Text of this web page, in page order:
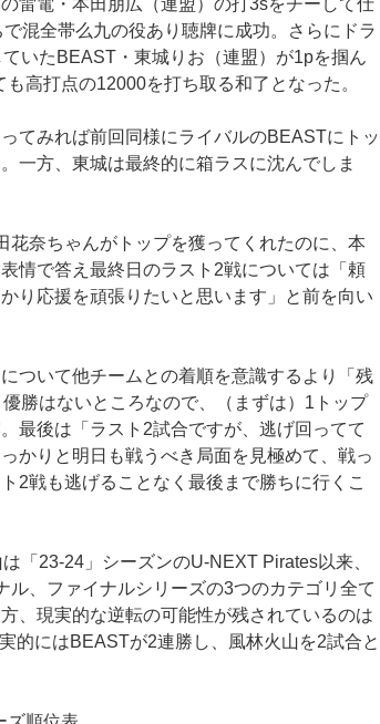
混全帯么九の役あり聴牌に成功。さらにドラ
いたBEAST・東城りお（連盟）が1pを掴ん
高打点の12000を打ち取る和了となった。
てみれば前回同様にライバルのBEASTにトッ
一方、東城は最終的に箱ラスに沈んでしま
奈ちゃんがトップを獲ってくれたのに、本
情で答え最終日のラスト2戦については「頼
り応援を頑張りたいと思います」と前を向い
ついて他チームとの着順を意識するより「残
勝はないところなので、（まずは）1トップ
最後は「ラスト2試合ですが、逃げ回ってて
かりと明日も戦うべき局面を見極めて、戦っ
2戦も逃げることなく最後まで勝ちに行くこ
23‐24」シーズンのU-NEXT Pirates以来、
、ファイナルシリーズの3つのカテゴリ全て
、現実的な逆転の可能性が残されているのは
的にはBEASTが2連勝し、風林火山を2試合と